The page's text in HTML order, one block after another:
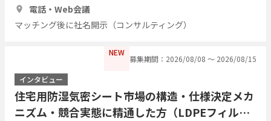
電話・Web会議
マッチング後に社名開示（コンサルティング）
NEW
募集期間：2026/08/08 〜 2026/08/15
インタビュー
住宅用防湿気密シート市場の構造・仕様決定メカ
ニズム・競合実態に精通した方（LDPEフィル